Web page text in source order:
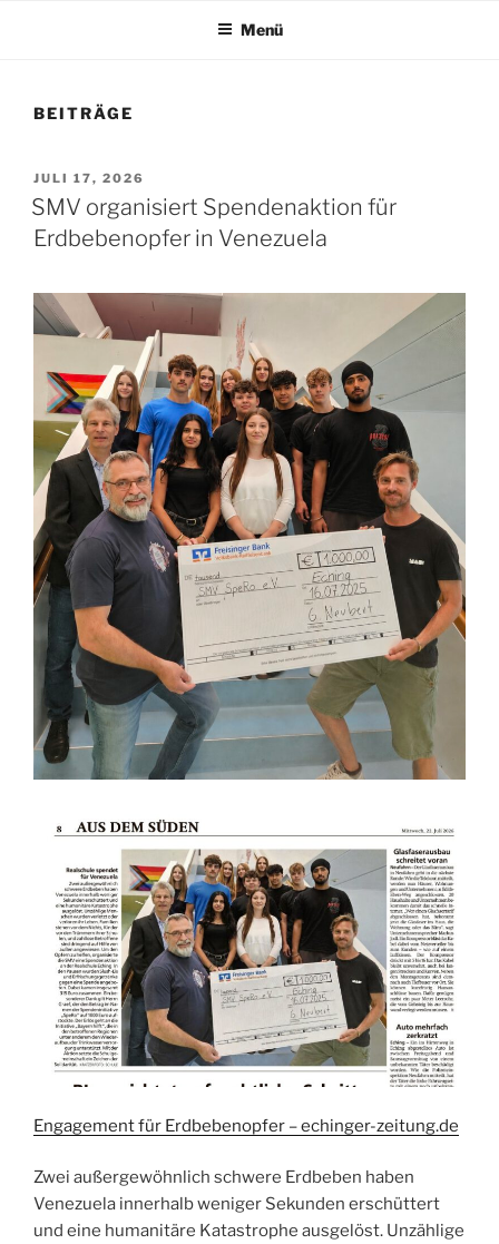
Menü
BEITRÄGE
VERÖFFENTLICHT
AM
JULI 17, 2026
SMV organisiert Spendenaktion für
Erdbebenopfer in Venezuela
Engagement für Erdbebenopfer – echinger-zeitung.de
Zwei außergewöhnlich schwere Erdbeben haben
Venezuela innerhalb weniger Sekunden erschüttert
und eine humanitäre Katastrophe ausgelöst. Unzählige